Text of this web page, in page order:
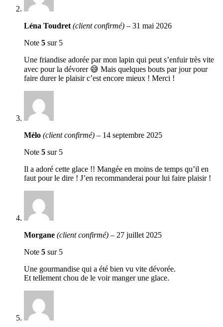
Léna Toudret (client confirmé) – 31 mai 2026
Note 5 sur 5
Une friandise adorée par mon lapin qui peut s’enfuir très vite
avec pour la dévorer 😅 Mais quelques bouts par jour pour
faire durer le plaisir c’est encore mieux ! Merci !
Mélo (client confirmé) – 14 septembre 2025
Note 5 sur 5
Il a adoré cette glace !! Mangée en moins de temps qu’il en
faut pour le dire ! J’en recommanderai pour lui faire plaisir !
Morgane (client confirmé) – 27 juillet 2025
Note 5 sur 5
Une gourmandise qui a été bien vu vite dévorée.
Et tellement chou de le voir manger une glace.